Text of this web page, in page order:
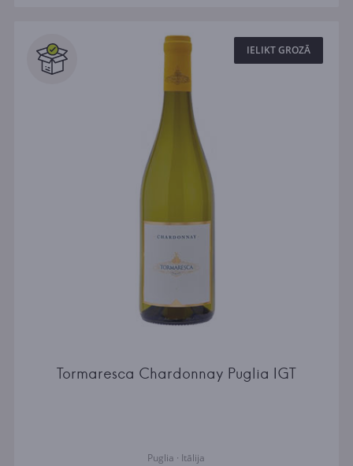
IELIKT GROZĀ
Tormaresca Chardonnay Puglia IGT
Puglia · Itālija